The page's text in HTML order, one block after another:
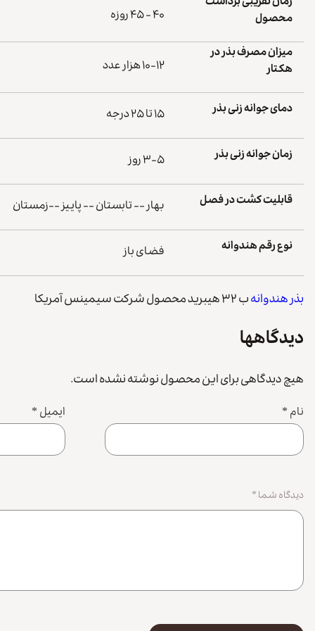
محصول
۴۰ - ۴۵ روزه
میزان مصرف بذر در
هکتار
۱۰-۱۲ هزار عدد
دمای جوانه زنی بذر ۱۵ تا ۲۵ درجه
زمان جوانه زنی بذر ۳-۵ روز
قابلیت کشت در فصل بهار -- تابستان -- پاییز --زمستان
نوع رقم هندوانه فضای باز
بذر هندوانهب ۳۲ هیبرید محصول شرکت سیمینس آمریکا
دیدگاهها
هیچ دیدگاهی برای این محصول نوشته نشده است.
نام * ایمیل *
دیدگاه شما*